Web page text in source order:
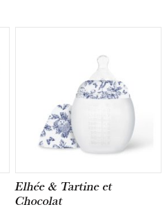
Elhée & Tartine et
Chocolat